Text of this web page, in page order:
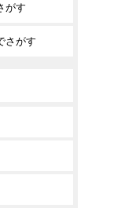
がす
さがす